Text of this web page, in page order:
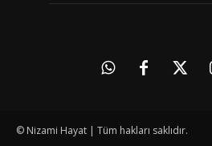
© Nizami Hayat | Tüm hakları saklıdır.